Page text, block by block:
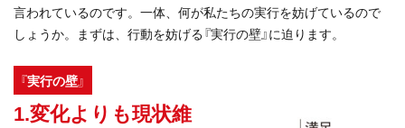
言われているのです。一体、何が私たちの実行を妨げているので
しょうか。まずは、行動を妨げる『実行の壁』に迫ります。
『実行の壁』
1.変化よりも現状維